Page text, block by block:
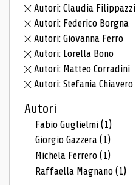
Autori: Claudia Filippazzi
Autori: Federico Borgna
Autori: Giovanna Ferro
Autori: Lorella Bono
Autori: Matteo Corradini
Autori: Stefania Chiavero
Autori
Fabio Guglielmi(1)
Giorgio Gazzera(1)
Michela Ferrero(1)
Raffaella Magnano(1)